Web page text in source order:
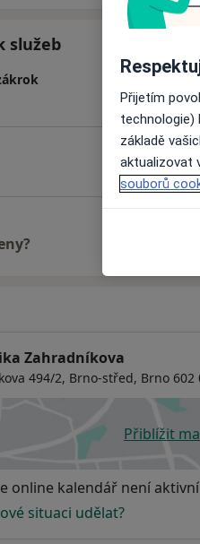
služeb
Zahradníkova
494/2, Brno-střed, Brno 602
Přiblížitse
online kalendář není aktivní
situaci udělat?
Přijetím
technologie)
základě
aktualizovat
souborů